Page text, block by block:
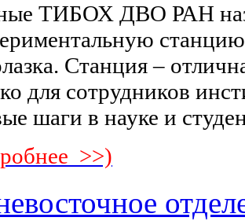
ТИБОХ ДВО РАН
Станция –
для сотрудников
шаги в науке и
>>)